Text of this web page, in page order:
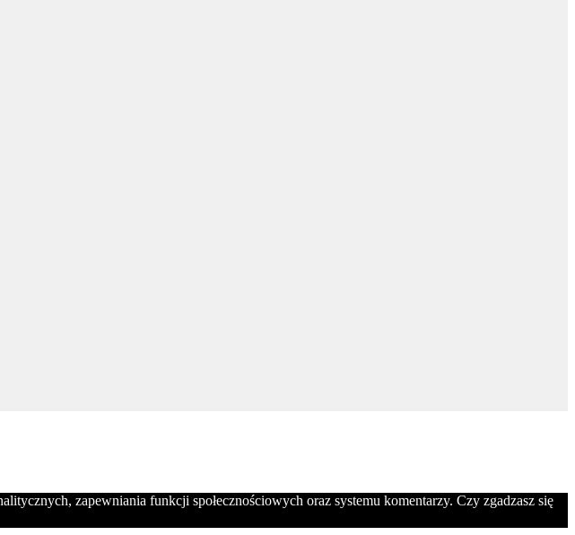
zapewniania funkcji społecznościowych oraz systemu komentarzy. Czy zgadzasz się